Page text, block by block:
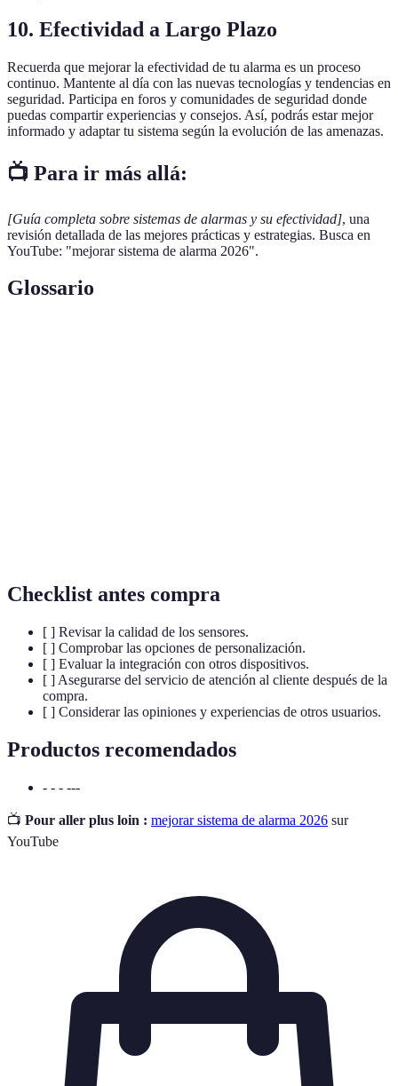
10. Efectividad a Largo Plazo
Recuerda que mejorar la efectividad de tu alarma es un proceso
continuo. Mantente al día con las nuevas tecnologías y tendencias en
seguridad. Participa en foros y comunidades de seguridad donde
puedas compartir experiencias y consejos. Así, podrás estar mejor
informado y adaptar tu sistema según la evolución de las amenazas.
📺 Para ir más allá:
[Guía completa sobre sistemas de alarmas y su efectividad], una
revisión detallada de las mejores prácticas y estrategias. Busca en
YouTube: "mejorar sistema de alarma 2026".
Glossario
Checklist antes compra
[ ] Revisar la calidad de los sensores.
[ ] Comprobar las opciones de personalización.
[ ] Evaluar la integración con otros dispositivos.
[ ] Asegurarse del servicio de atención al cliente después de la
compra.
[ ] Considerar las opiniones y experiencias de otros usuarios.
Productos recomendados
- - - ---
📺 Pour aller plus loin : mejorar sistema de alarma 2026 sur
YouTube